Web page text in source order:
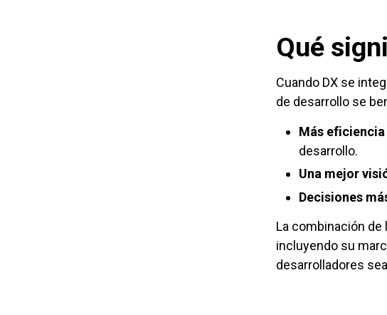
Qué
Cuando DX se
de desarrollo se
Más
desarrollo.
Una mejor
Decisiones
La combinación de
incluyendo su
desarrolladores